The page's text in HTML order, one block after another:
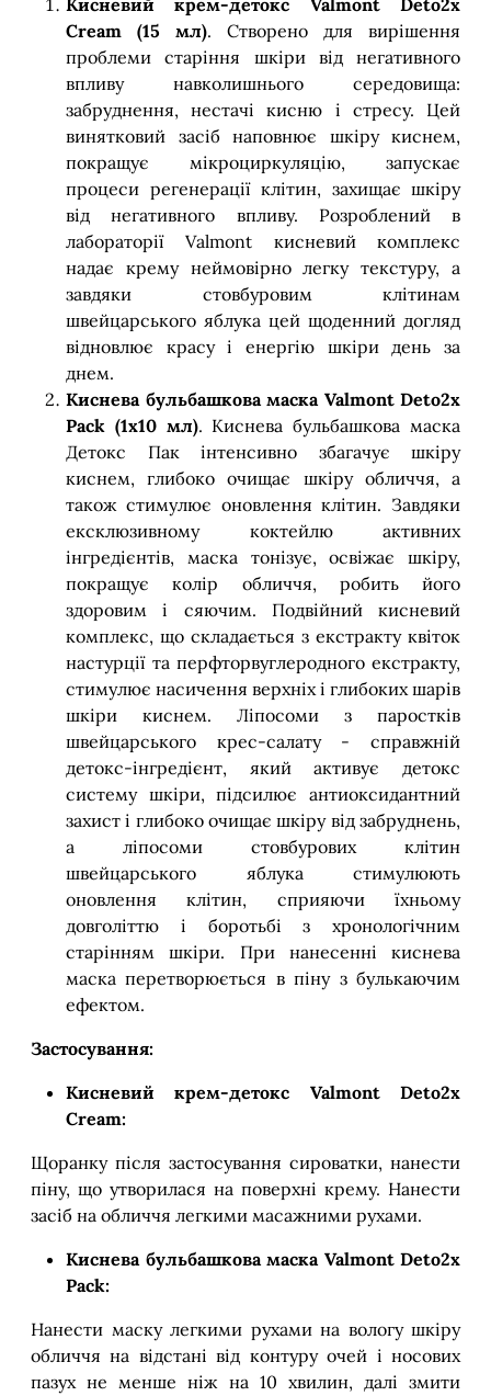
Cream (15 мл). Створено для вирішення
проблеми старіння шкіри від негативного
впливу навколишнього середовища:
забруднення, нестачі кисню і стресу. Цей
винятковий засіб наповнює шкіру киснем,
покращує мікроциркуляцію, запускає
процеси регенерації клітин, захищає шкіру
від негативного впливу. Розроблений в
лабораторії Valmont кисневий комплекс
надає крему неймовірно легку текстуру, а
завдяки стовбуровим клітинам
швейцарського яблука цей щоденний догляд
відновлює красу і енергію шкіри день за
днем.
Киснева бульбашкова маска Valmont Deto2x
Pack (1x10 мл). Киснева бульбашкова маска
Детокс Пак інтенсивно збагачує шкіру
киснем, глибоко очищає шкіру обличчя, а
також стимулює оновлення клітин. Завдяки
ексклюзивному коктейлю активних
інгредієнтів, маска тонізує, освіжає шкіру,
покращує колір обличчя, робить його
здоровим і сяючим. Подвійний кисневий
комплекс, що складається з екстракту квіток
настурції та перфторвуглеродного екстракту,
стимулює насичення верхніх і глибоких шарів
шкіри киснем. Ліпосоми з паростків
швейцарського крес-салату - справжній
детокс-інгредієнт, який активує детокс
систему шкіри, підсилює антиоксидантний
захист і глибоко очищає шкіру від забруднень,
а ліпосоми стовбурових клітин
швейцарського яблука стимулюють
оновлення клітин, сприяючи їхньому
довголіттю і боротьбі з хронологічним
старінням шкіри. При нанесенні киснева
маска перетворюється в піну з булькаючим
ефектом.
Застосування:
Кисневий крем-детокс Valmont Deto2x
Cream:
Щоранку після застосування сироватки, нанести
піну, що утворилася на поверхні крему. Нанести
засіб на обличчя легкими масажними рухами.
Киснева бульбашкова маска Valmont Deto2x
Pack:
Нанести маску легкими рухами на вологу шкіру
обличчя на відстані від контуру очей і носових
пазух не менше ніж на 10 хвилин, далі змити